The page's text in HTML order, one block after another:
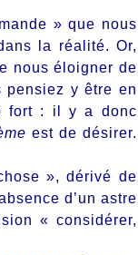
» que nous
la réalité. Or,
nous éloigner de
pensiez y être en
fort : il y a donc
est de désirer.
», dérivé de
d’un astre
« considérer,